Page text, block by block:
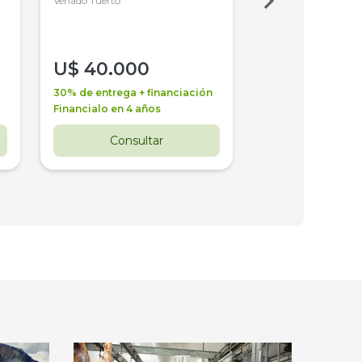
U$ 40.000
30% de entrega + financiación
Financialo en 4 años
Consultar